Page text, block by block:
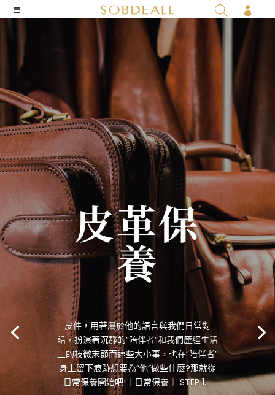

皮革保
養
皮件，用著屬於他的語言與我們日常對
話，扮演著沉靜的”陪伴者”和我們歷經生活
上的枝微末節而這些大小事，也在”陪伴者”
身上留下痕跡想要為”他”做些什麼?那就從
日常保養開始吧!｜日常保養｜ STEP 1....